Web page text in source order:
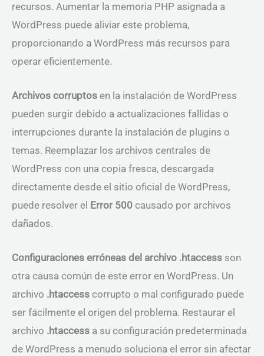
recursos. Aumentar la memoria PHP asignada a
WordPress puede aliviar este problema,
proporcionando a WordPress más recursos para
operar eficientemente.
Archivos corruptos en la instalación de WordPress
pueden surgir debido a actualizaciones fallidas o
interrupciones durante la instalación de plugins o
temas. Reemplazar los archivos centrales de
WordPress con una copia fresca, descargada
directamente desde el sitio oficial de WordPress,
puede resolver el Error 500 causado por archivos
dañados.
Configuraciones erróneas del archivo .htaccess son
otra causa común de este error en WordPress. Un
archivo .htaccess corrupto o mal configurado puede
ser fácilmente el origen del problema. Restaurar el
archivo .htaccess a su configuración predeterminada
de WordPress a menudo soluciona el error sin afectar